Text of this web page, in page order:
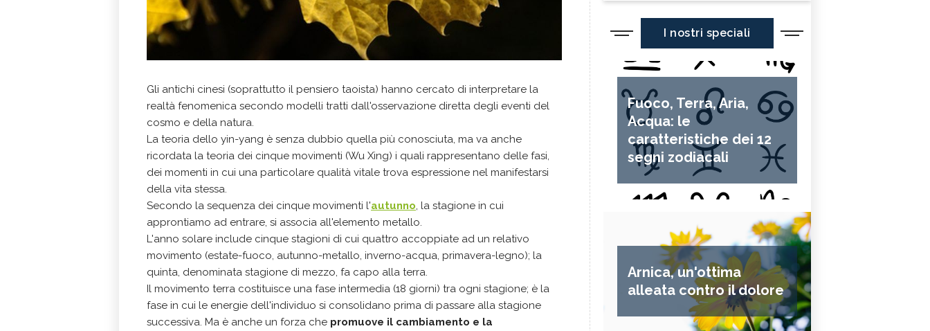
Gli antichi cinesi (soprattutto il pensiero taoista) hanno cercato di interpretare la
realtà fenomenica secondo modelli tratti dall'osservazione diretta degli eventi del
cosmo e della natura.
La teoria dello yin-yang è senza dubbio quella più conosciuta, ma va anche
ricordata la teoria dei cinque movimenti (Wu Xing) i quali rappresentano delle fasi,
dei momenti in cui una particolare qualità vitale trova espressione nel manifestarsi
della vita stessa.
Secondo la sequenza dei cinque movimenti l'autunno, la stagione in cui
approntiamo ad entrare, si associa all'elemento metallo.
L'anno solare include cinque stagioni di cui quattro accoppiate ad un relativo
movimento (estate-fuoco, autunno-metallo, inverno-acqua, primavera-legno); la
quinta, denominata stagione di mezzo, fa capo alla terra.
Il movimento terra costituisce una fase intermedia (18 giorni) tra ogni stagione; è la
fase in cui le energie dell'individuo si consolidano prima di passare alla stagione
successiva. Ma è anche un forza che promuove il cambiamento e la
I nostri speciali
Fuoco, Terra, Aria,
Acqua: le
caratteristiche dei 12
segni zodiacali
Arnica, un'ottima
alleata contro il dolore